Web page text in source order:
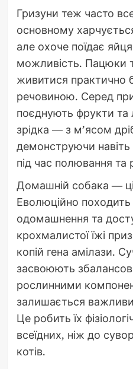
Гризуни теж часто
основному
але охоче поїдає
можливість. Пацюки
живитися практично
речовиною. Серед
поєднують фрукти та
зрідка — з м’ясом
демонструючи навіть
під час полювання та
Домашній собака —
Еволюційно
одомашнення та
крохмалистої їжі
копій гена амілази.
засвоюють
рослинними
залишається
Це робить їх
всеїдних, ніж до
котів.